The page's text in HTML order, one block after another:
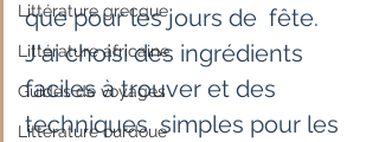
Littérature grecque
Littérature africaine
Guides de voyages
Littérature ourdoue
que pour les jours de  fête.
J'ai choisi des ingrédients
faciles à trouver et des
techniques  simples pour les